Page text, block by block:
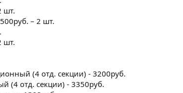
шт.
– 2 шт.
шт.
(4 отд. секции) - 3200руб.
(4 отд. секции) - 3350руб.